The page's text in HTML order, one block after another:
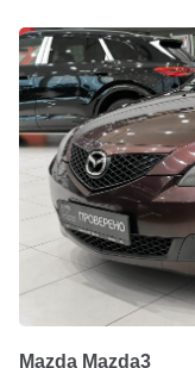
Mazda Mazda3